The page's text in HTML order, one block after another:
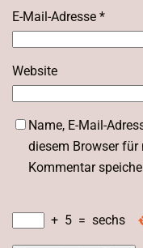
E-Mail-Adresse*
Website
Name, E-Mail-
diesem Browser für
Kommentar
+ 5 = sechs